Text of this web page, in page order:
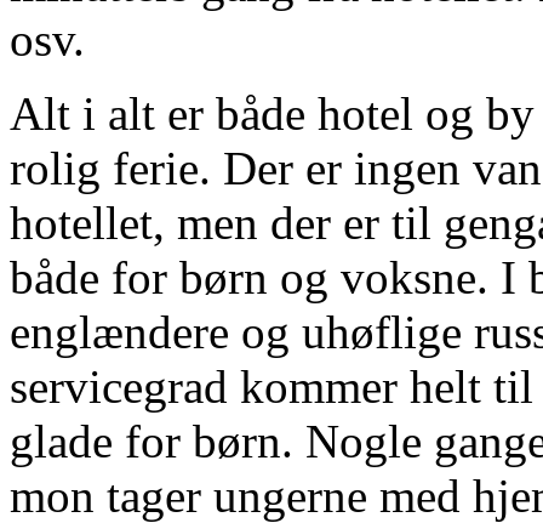
osv.
Alt i alt er både hotel og
rolig ferie. Der er ingen
hotellet, men der er til
både for børn og voksne. I
englændere og uhøflige
servicegrad kommer helt til
glade for børn. Nogle
mon tager ungerne med